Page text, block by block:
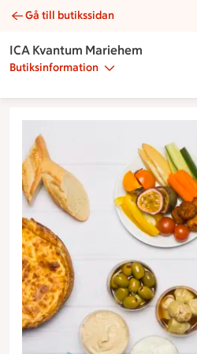
Grön buffe | Catering ICA
Gå till butikssidan
ICA Kvantum Mariehem
Butiksinformation